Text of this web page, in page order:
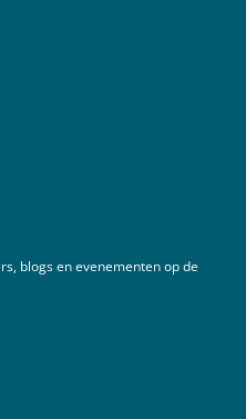
blogs en evenementen op de